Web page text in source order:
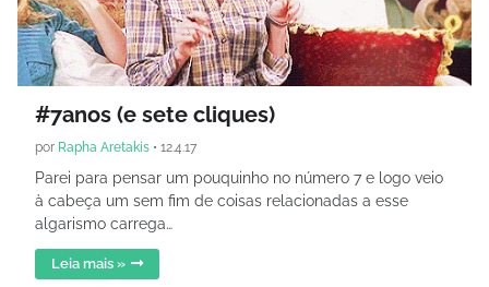
#7anos (e sete cliques)
por Rapha Aretakis • 12.4.17
Parei para pensar um pouquinho no número 7 e logo veio
à cabeça um sem fim de coisas relacionadas a esse
algarismo carrega…
Leia mais »